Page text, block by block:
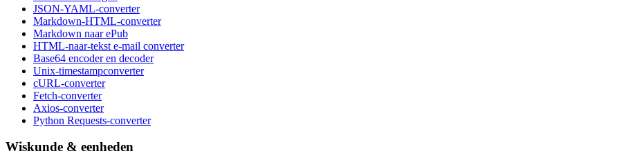
JSON-YAML-converter
Markdown-HTML-converter
Markdown naar ePub
HTML-naar-tekst e-mail converter
Base64 encoder en decoder
Unix-timestampconverter
cURL-converter
Fetch-converter
Axios-converter
Python Requests-converter
Wiskunde & eenheden